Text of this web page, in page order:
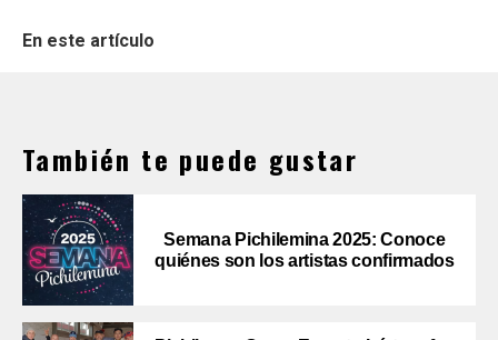
En este artículo
También te puede gustar
Semana Pichilemina 2025: Conoce
quiénes son los artistas confirmados